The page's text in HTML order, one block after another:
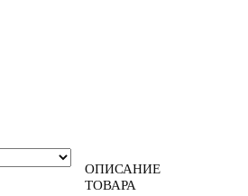
ОПИСАНИЕ
ТОВАРА